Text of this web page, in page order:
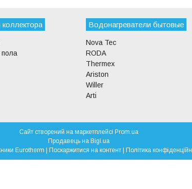
пола
Водонагреватели бытовые
Nova Tec
RODA
Thermex
Ariston
Willer
Arti
Сайт створений на маркетплейсі Prom.ua
Продавець на Bigl.ua
Магазин сантехники Eurotherm | Поскаржитися на контент | Політика